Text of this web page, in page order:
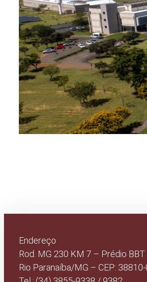
Endereço
Rod. MG 230 KM 7 – Prédio
Rio Paranaíba/MG – CEP: